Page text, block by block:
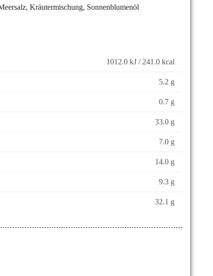
Kräutermischung, Sonnenblumenöl
1012.0 kJ / 241.0 kcal
5.2 g
0.7 g
33.0 g
7.0 g
14.0 g
9.3 g
32.1 g